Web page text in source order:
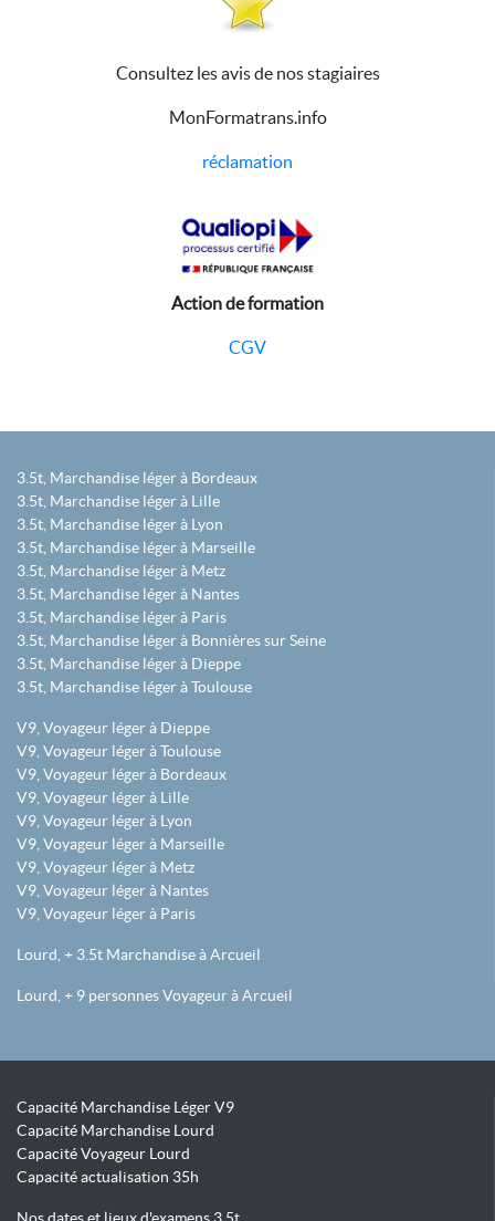
Consultez les avis de nos stagiaires
MonFormatrans.info
réclamation
Action de formation
CGV
3.5t, Marchandise léger à Bordeaux
3.5t, Marchandise léger à Lille
3.5t, Marchandise léger à Lyon
3.5t, Marchandise léger à Marseille
3.5t, Marchandise léger à Metz
3.5t, Marchandise léger à Nantes
3.5t, Marchandise léger à Paris
3.5t, Marchandise léger à Bonnières sur Seine
3.5t, Marchandise léger à Dieppe
3.5t, Marchandise léger à Toulouse
V9, Voyageur léger à Dieppe
V9, Voyageur léger à Toulouse
V9, Voyageur léger à Bordeaux
V9, Voyageur léger à Lille
V9, Voyageur léger à Lyon
V9, Voyageur léger à Marseille
V9, Voyageur léger à Metz
V9, Voyageur léger à Nantes
V9, Voyageur léger à Paris
Lourd, + 3.5t Marchandise à Arcueil
Lourd, + 9 personnes Voyageur à Arcueil
Capacité Marchandise Léger V9
Capacité Marchandise Lourd
Capacité Voyageur Lourd
Capacité actualisation 35h